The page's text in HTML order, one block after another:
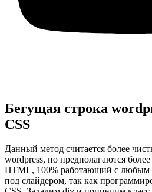
Бегущая строка
CSS
Данный метод считается более
wordpress, но предполагаются
HTML, 100% работающий с любым
под слайдером, так как